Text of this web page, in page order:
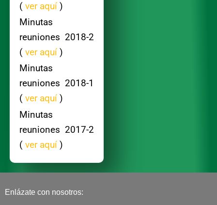
( ver aquí )
Minutas
reuniones 2018-2
( ver aquí )
Minutas
reuniones 2018-1
( ver aquí )
Minutas
reuniones 2017-2
( ver aquí )
Enlázate con nosotros: